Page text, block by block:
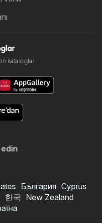
kataloglar
България Cyprus
한국 New Zealand